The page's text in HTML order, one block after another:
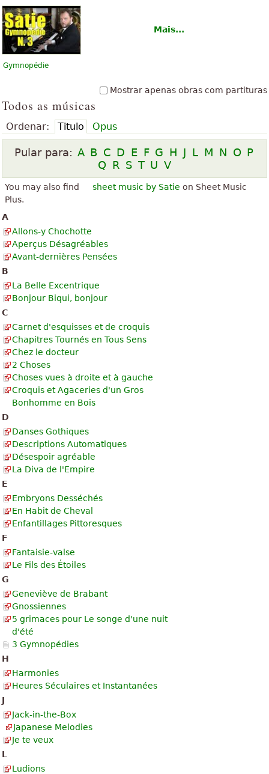
Gymnopédie
Mais...
Mostrar apenas obras com partituras
Todos as músicas
Ordenar: Titulo Opus
Pular para: A B C D E F G H J L M N O P
Q R S T U V
You may also find sheet music by Satie on Sheet Music
Plus.
A
Allons-y Chochotte
Aperçus Désagréables
Avant-dernières Pensées
B
La Belle Excentrique
Bonjour Biqui, bonjour
C
Carnet d'esquisses et de croquis
Chapitres Tournés en Tous Sens
Chez le docteur
2 Choses
Choses vues à droite et à gauche
Croquis et Agaceries d'un Gros
Bonhomme en Bois
D
Danses Gothiques
Descriptions Automatiques
Désespoir agréable
La Diva de l'Empire
E
Embryons Desséchés
En Habit de Cheval
Enfantillages Pittoresques
F
Fantaisie-valse
Le Fils des Étoiles
G
Geneviève de Brabant
Gnossiennes
5 grimaces pour Le songe d'une nuit
d'été
3 Gymnopédies
H
Harmonies
Heures Séculaires et Instantanées
J
Jack-in-the-Box
Japanese Melodies
Je te veux
L
Ludions